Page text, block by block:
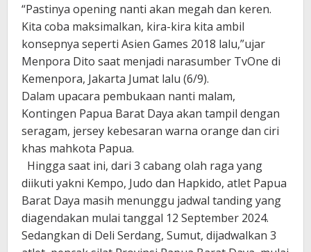
“Pastinya opening nanti akan megah dan keren.
Kita coba maksimalkan, kira-kira kita ambil
konsepnya seperti Asien Games 2018 lalu,”ujar
Menpora Dito saat menjadi narasumber TvOne di
Kemenpora, Jakarta Jumat lalu (6/9).
Dalam upacara pembukaan nanti malam,
Kontingen Papua Barat Daya akan tampil dengan
seragam, jersey kebesaran warna orange dan ciri
khas mahkota Papua.
Hingga saat ini, dari 3 cabang olah raga yang
diikuti yakni Kempo, Judo dan Hapkido, atlet Papua
Barat Daya masih menunggu jadwal tanding yang
diagendakan mulai tanggal 12 September 2024.
Sedangkan di Deli Serdang, Sumut, dijadwalkan 3